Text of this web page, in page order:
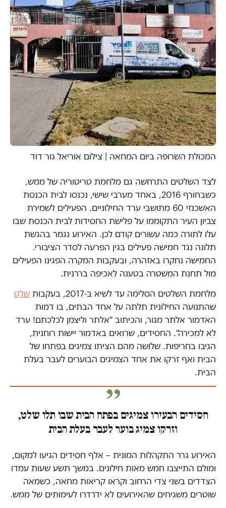
המכולת השרופה ביום המחאה | צילום אוריאל גור דוד
לצד השלטים התרחשה גם מלחמת טריטוריה של ממש,
כשבחורף 2016, באחד מערבי שישי, נכנסו לבית הכנסת
האשכנזי 60 מתושבי ערד החילוניים. הפעילים לשמירת
צביון העיר התקוממו על פלישת החסידות לבית הכנסת שבו
עלו לתורה כמה עשורים קודם לכן. האירוע נגמר בהגשת
תלונה נגד חמישה פעילים בגין הפרעה לסדר הציבורי.
החמישה נחקרו באזהרה, ובעקבות המקרה הפגינו הפעילים
מול תחנת המשטרה בטענה לאכיפה בררנית.
מלחמת השלטים הסלימה עד לשיא ב-2017, בעקבות
שלט
שהתנועה החילונית תלתה על אחד הבתים, בו דמות
האדמור אלתר מגור, והכיתוב "אלתר וליצמן לכלכתם! ערד
לא למכירה". החסידים, שרואים באדמור יישות רוחנית,
הגיבו בחריפות. שלושה מהם הציתו צמיגים בפתחו של
הבית ואף זרקו את אחד הצמיגים הבוערים לעבר בעלת
הבית.
חסידים הבעירו צמיגים בפתח הבית שבו תלו שלט,
וזרקו צמיג בוער לעבר בעלת הבית
האירוע גרר התקהלות המונית – אלף חסידים הגיעו למקום,
ומולם התייצבו חמש מאות חילונים. במשך תשע שעות עמדו
הצדדים בשני צדי הרחוב וקראו קריאות מחאה, כשמאה
שוטרים משגיחים שהאירועים לא ידרדרו לעימותים של ממש.